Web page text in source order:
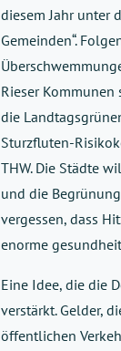
diesem Jahr unter
Gemeinden“.
Rieser Kommunen
die
Sturzfluten-
THW. Die Städte
und die
vergessen, dass
enorme
Eine Idee, die die
verstärkt. Gelder,
öffentlichen